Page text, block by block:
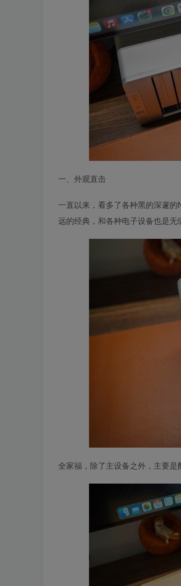
一、外观直击
一直以来，看多了各种黑的深邃
远的经典，和各种电子设备也是无
全家福，除了主设备之外，主要是